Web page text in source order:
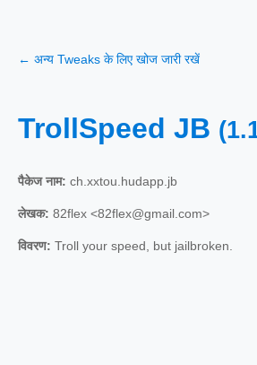
← अन्य Tweaks के लिए खोज जारी रखें
TrollSpeed JB
पैकेज नाम: ch.xxtou.hudapp.jb
लेखक: 82flex <82flex@gmail.com>
विवरण: Troll your speed, but jailbroken.